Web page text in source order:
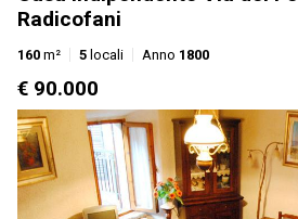
Radicofani
160 m² 5 locali Anno 1800
€ 90.000